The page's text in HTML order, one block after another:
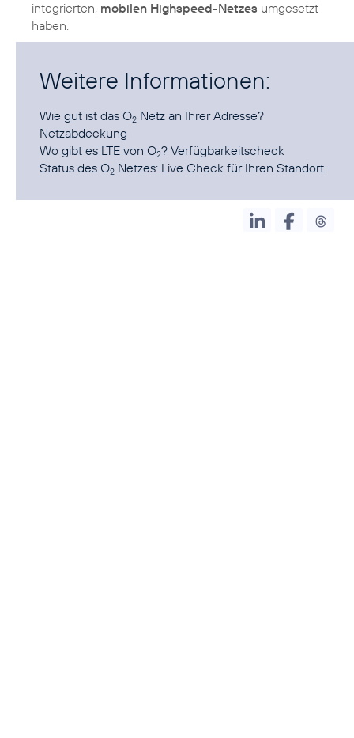
integrierten, mobilen Highspeed-Netzes umgesetzt
haben.
Weitere Informationen:
Wie gut ist das O2 Netz an Ihrer Adresse?
Netzabdeckung
Wo gibt es LTE von O2? Verfügbarkeitscheck
Status des O2 Netzes: Live Check für Ihren Standort